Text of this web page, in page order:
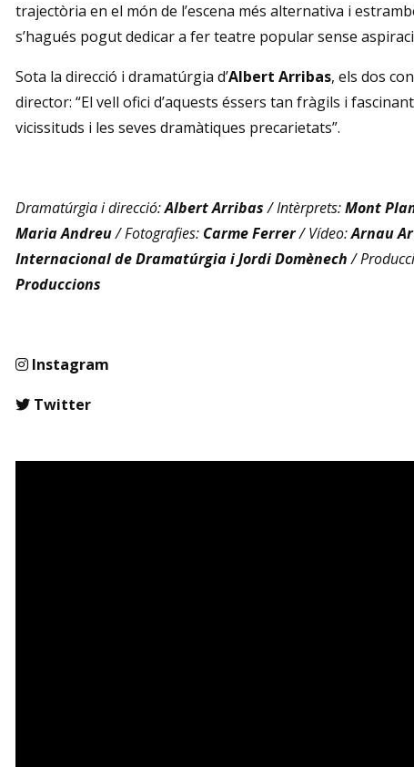
trajectòria en el món de l’escena més alternativa i
s’hagués pogut dedicar a fer teatre popular sense
Sota la direcció i dramatúrgia d’Albert Arribas, els dos
director: “El vell ofici d’aquests éssers tan fràgils i
vicissituds i les seves dramàtiques precarietats”.
Dramatúrgia i direcció:Albert Arribas/ Intèrprets:Mont
Maria Andreu/ Fotografies: Carme Ferrer/ Vídeo:Arnau
Internacional de Dramatúrgia i Jordi Domènech/
Produccions
Instagram
Twitter